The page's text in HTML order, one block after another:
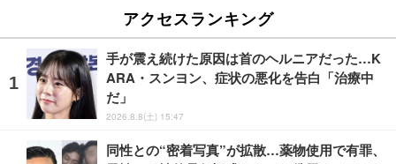
アクセスランキング
手が震え続けた原因は首のヘルニアだった…K
ARA・スンヨン、症状の悪化を告白「治療中
だ」
2026.8.8(土) 15:47
同性との“密着写真”が拡散…薬物使用で有罪、